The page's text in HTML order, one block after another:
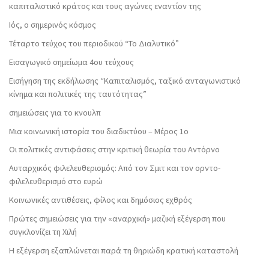
καπιταλιστικό κράτος και τους αγώνες εναντίον της
Ιός, ο σημερινός κόσμος
Τέταρτο τεύχος του περιοδικού “Το Διαλυτικό”
Εισαγωγικό σημείωμα 4ου τεύχους
Εισήγηση της εκδήλωσης “Καπιταλισμός, ταξικό ανταγωνιστικό
κίνημα και πολιτικές της ταυτότητας”
σημειώσεις για το κνουλπ
Μια κοινωνική ιστορία του διαδικτύου – Μέρος 1ο
Οι πολιτικές αντιφάσεις στην κριτική θεωρία του Αντόρνο
Αυταρχικός φιλελευθερισμός: Από τον Σμιτ και τον ορντο-
φιλελευθερισμό στο ευρώ
Κοινωνικές αντιθέσεις, φίλος και δημόσιος εχθρός
Πρώτες σημειώσεις για την «αναρχική» μαζική εξέγερση που
συγκλονίζει τη Χιλή
Η εξέγερση εξαπλώνεται παρά τη θηριώδη κρατική καταστολή